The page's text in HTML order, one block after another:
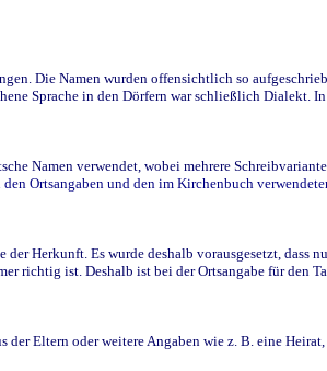
Die Namen wurden offensichtlich so
Sprache in den Dörfern war schließlich
Namen verwendet, wobei mehrere
Ortsangaben und den im Kirchenbuch
Herkunft. Es wurde deshalb vorausgesetzt,
richtig ist. Deshalb ist bei der Ortsangabe für den
Eltern oder weitere Angaben wie z. B. eine